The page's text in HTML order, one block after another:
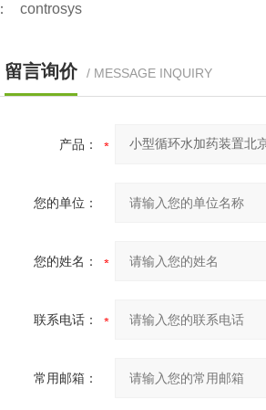
： controsys
留言询价 / MESSAGE INQUIRY
产品：
您的单位：
您的姓名：
联系电话：
常用邮箱：